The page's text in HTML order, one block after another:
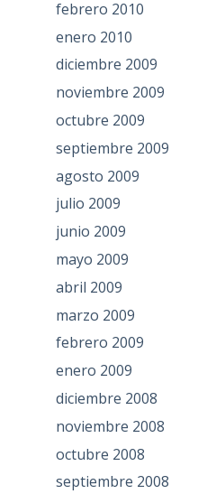
febrero 2010
enero 2010
diciembre 2009
noviembre 2009
octubre 2009
septiembre 2009
agosto 2009
julio 2009
junio 2009
mayo 2009
abril 2009
marzo 2009
febrero 2009
enero 2009
diciembre 2008
noviembre 2008
octubre 2008
septiembre 2008